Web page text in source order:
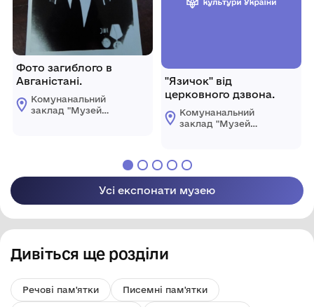
Фото загиблого в
Авганістані.
Комунанальний
заклад "Музей
"Язичок" від
церковного дзвона.
Комунанальний
заклад "Музей
ради
Усі експонати музею
Дивіться ще розділи
Речові пам'ятки Писемні пам'ятки